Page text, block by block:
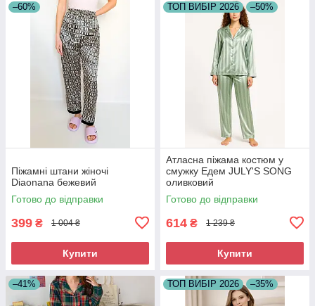
–60%
Піжамні штани жіночі
Diaonana бежевий
Готово до відправки
399 ₴ 1 004 ₴
Купити
ТОП ВИБІР 2026 –50%
Атласна піжама костюм у
смужку Едем JULY'S SONG
оливковий
Готово до відправки
614 ₴ 1 239 ₴
Купити
–41% ТОП ВИБІР 2026 –35%